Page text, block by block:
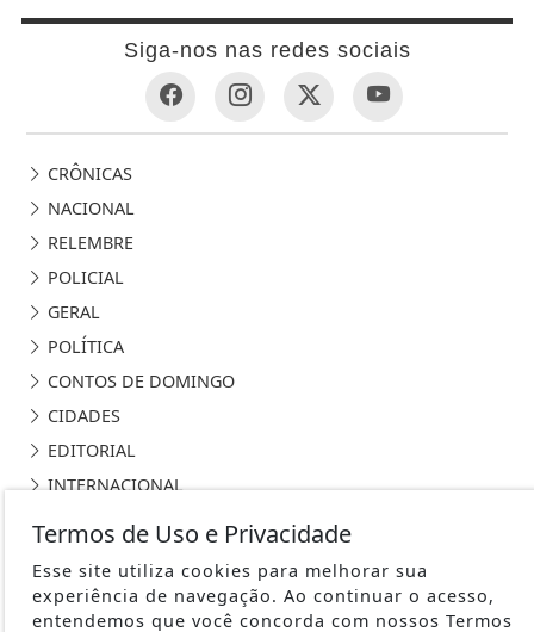
Siga-nos nas redes sociais
CRÔNICAS
NACIONAL
RELEMBRE
POLICIAL
GERAL
POLÍTICA
CONTOS DE DOMINGO
CIDADES
EDITORIAL
INTERNACIONAL
CULTURA
EVENTOS
Termos de Uso e Privacidade
Esse site utiliza cookies para melhorar sua
experiência de navegação. Ao continuar o acesso,
entendemos que você concorda com nossos Termos